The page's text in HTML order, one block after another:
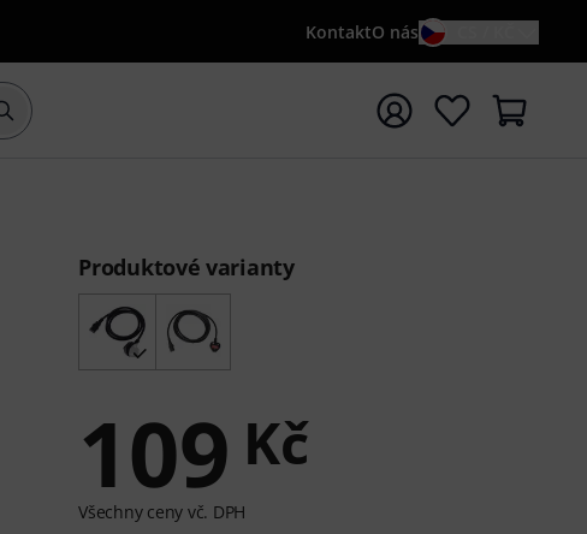
KontaktO nás
Začít vyhledávání s vyhledávaným výrazem {searchTerm}
Produktové varianty
109 Kč
Všechny ceny vč. DPH